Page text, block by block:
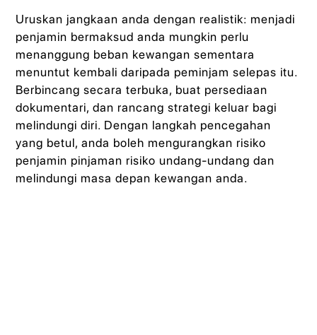
Uruskan jangkaan anda dengan realistik: menjadi
penjamin bermaksud anda mungkin perlu
menanggung beban kewangan sementara
menuntut kembali daripada peminjam selepas itu.
Berbincang secara terbuka, buat persediaan
dokumentari, dan rancang strategi keluar bagi
melindungi diri. Dengan langkah pencegahan
yang betul, anda boleh mengurangkan risiko
penjamin pinjaman risiko undang-undang dan
melindungi masa depan kewangan anda.